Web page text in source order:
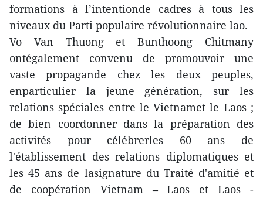
formations à l’intentionde cadres à tous les
niveaux du Parti populaire révolutionnaire lao.
Vo Van Thuong et Bunthoong Chitmany
ontégalement convenu de promouvoir une
vaste propagande chez les deux peuples,
enparticulier la jeune génération, sur les
relations spéciales entre le Vietnamet le Laos ;
de bien coordonner dans la préparation des
activités pour célébrerles 60 ans de
l'établissement des relations diplomatiques et
les 45 ans de lasignature du Traité d'amitié et
de coopération Vietnam – Laos et Laos -